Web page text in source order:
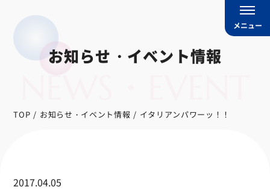
メニュー
お知らせ・イベント情報
TOP お知らせ・イベント情報 イタリアンパワーッ！！
2017.04.05